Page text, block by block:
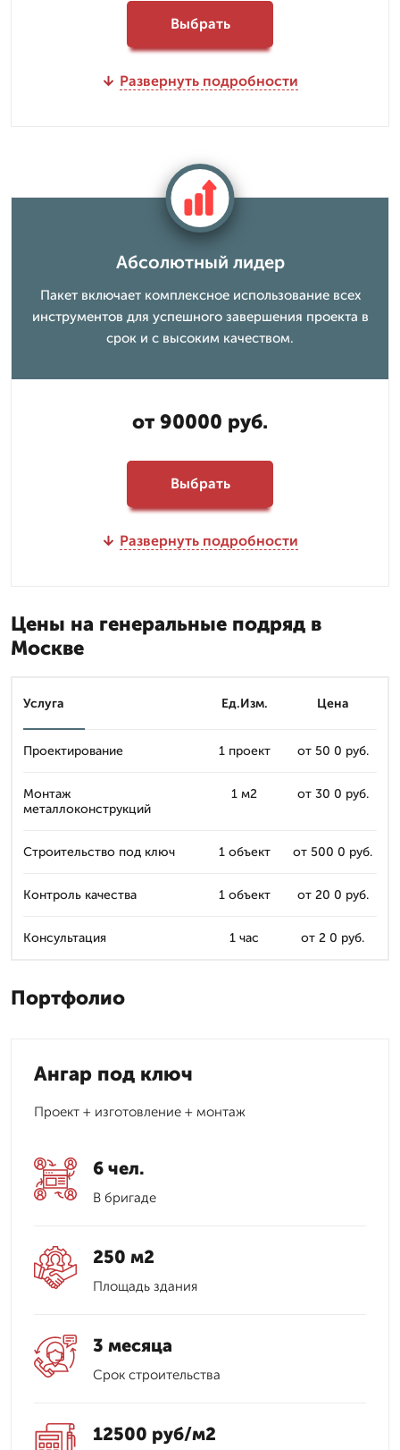
Выбрать
Развернуть подробности
Абсолютный лидер
Пакет включает комплексное использование всех
инструментов для успешного завершения проекта в
срок и с высоким качеством.
от 90000 руб.
Выбрать
Развернуть подробности
Цены на генеральные подряд в
Москве
Услуга Ед.Изм. Цена
Проектирование 1 проект от 50 0 руб.
Монтаж
металлоконструкций
1 м2 от 30 0 руб.
Строительство под ключ 1 объект от 500 0 руб.
Контроль качества 1 объект от 20 0 руб.
Консультация 1 час от 2 0 руб.
Портфолио
Ангар под ключ
Проект + изготовление + монтаж
6 чел.
В бригаде
250 м2
Площадь здания
3 месяца
Срок строительства
12500 руб/м2